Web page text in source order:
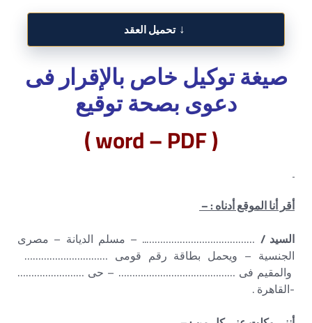
↓ تحميل العقد
صيغة توكيل خاص بالإقرار فى
دعوى بصحة توقيع
( word – PDF )
أقر أنا الموقع أدناه : –
السيد / ………………………………….. – مسلم الديانة – مصرى
الجنسية – ويحمل بطاقة رقم قومى …………………………
والمقيم فى …………………………………… – حى ……………………
-القاهرة .